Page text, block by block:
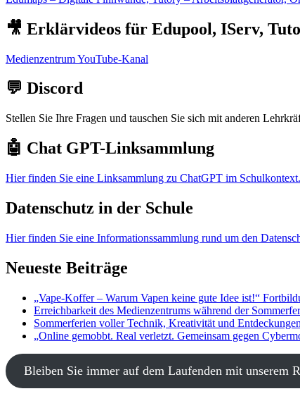
🎥 Erklärvideos für Edupool, IServ,
Medienzentrum YouTube-Kanal
💬 Discord
Stellen Sie Ihre Fragen und tauschen Sie sich mit anderen
🤖 Chat GPT-Linksammlung
Hier finden Sie eine Linksammlung zu ChatGPT im Schulkontext.
Datenschutz in der Schule
Hier finden Sie eine Informationssammlung rund um den
Neueste Beiträge
„Vape-Koffer – Warum Vapen keine gute Idee ist!“
Erreichbarkeit des Medienzentrums während der
Sommerferien voller Technik, Kreativität und
„Online gemobbt. Real verletzt. Gemeinsam gegen
Bleiben Sie immer auf dem Laufenden mit unserem